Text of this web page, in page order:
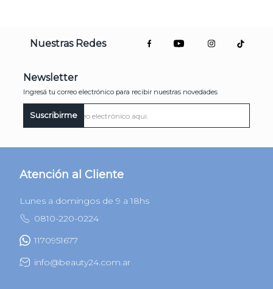
Nuestras Redes
Newsletter
Ingresá tu correo electrónico para recibir nuestras novedades
Suscribirme
Atención al Cliente
Lunes a domingos de 9 a 18hs
0810-220-0224
1170951677
info@beauty24.com.ar